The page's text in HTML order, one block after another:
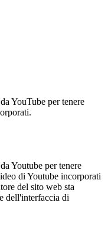
YouTube per tenere
Youtube per tenere
di Youtube incorporati
del sito web sta
dell'interfaccia di